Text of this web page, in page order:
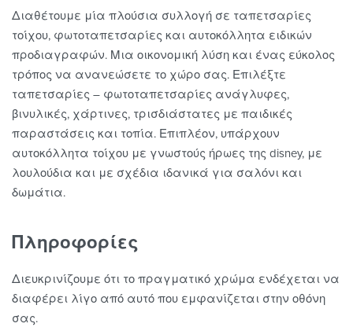
Διαθέτουμε μία πλούσια συλλογή σε ταπετσαρίες
τοίχου, φωτοταπετσαρίες και αυτοκόλλητα ειδικών
προδιαγραφών. Μια οικονομική λύση και ένας εύκολος
τρόπος να ανανεώσετε το χώρο σας. Επιλέξτε
ταπετσαρίες – φωτοταπετσαρίες ανάγλυφες,
βινυλικές, χάρτινες, τρισδιάστατες με παιδικές
παραστάσεις και τοπία. Επιπλέον, υπάρχουν
αυτοκόλλητα τοίχου με γνωστούς ήρωες της disney, με
λουλούδια και με σχέδια ιδανικά για σαλόνι και
δωμάτια.
Πληροφορίες
Διευκρινίζουμε ότι το πραγματικό χρώμα ενδέχεται να
διαφέρει λίγο από αυτό που εμφανίζεται στην οθόνη
σας.